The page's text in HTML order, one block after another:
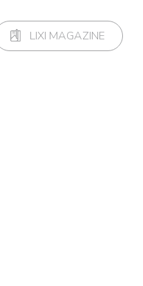
LIXI MAGAZINE